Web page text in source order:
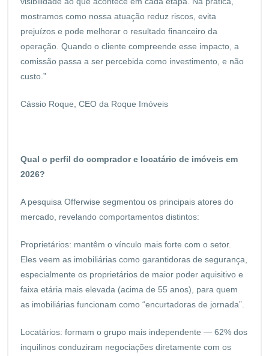
mostramos como nossa atuação reduz riscos, evita
prejuízos e pode melhorar o resultado financeiro da
operação. Quando o cliente compreende esse impacto, a
comissão passa a ser percebida como investimento, e não
custo.”
Cássio Roque, CEO da Roque Imóveis
Qual o perfil do comprador e locatário de imóveis em
2026?
A pesquisa Offerwise segmentou os principais atores do
mercado, revelando comportamentos distintos:
Proprietários: mantêm o vínculo mais forte com o setor.
Eles veem as imobiliárias como garantidoras de segurança,
especialmente os proprietários de maior poder aquisitivo e
faixa etária mais elevada (acima de 55 anos), para quem
as imobiliárias funcionam como “encurtadoras de jornada”.
Locatários: formam o grupo mais independente — 62% dos
inquilinos conduziram negociações diretamente com os